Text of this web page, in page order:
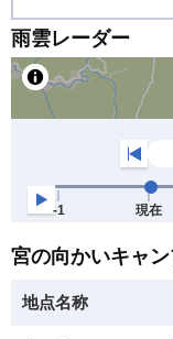
雨雲レーダー
宮の向かいキャ
地点名称